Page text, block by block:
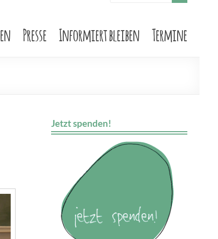
Presse Informiert bleiben Termine
Jetzt spenden!